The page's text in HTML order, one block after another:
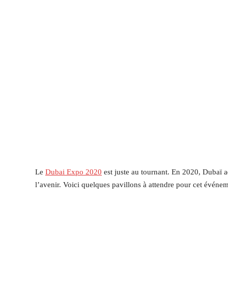
Le Dubai Expo 2020 est juste au tournant. En 2020, Dubaï
l’avenir. Voici quelques pavillons à attendre pour cet